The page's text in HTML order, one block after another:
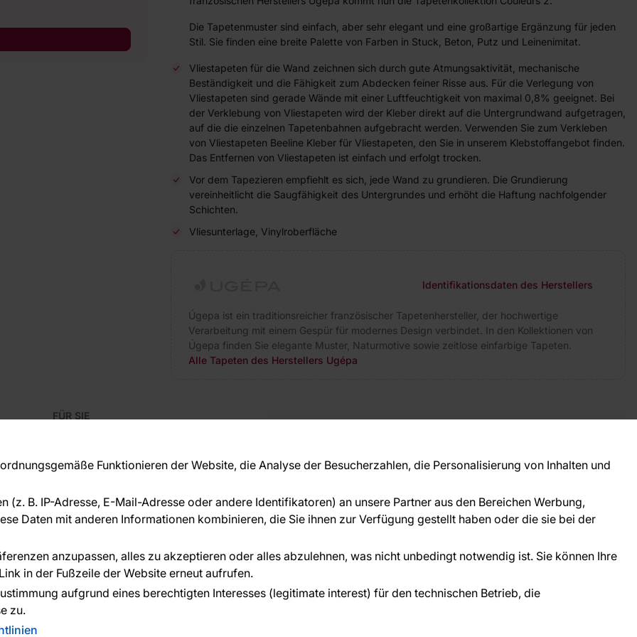
Funktionieren der Website, die Analyse der Besucherzahlen, die Personalisierung von Inhalten und
B. IP-Adresse, E-Mail-Adresse oder andere Identifikatoren) an unsere Partner aus den Bereichen Werbung,
Daten mit anderen Informationen kombinieren, die Sie ihnen zur Verfügung gestellt haben oder die sie bei der
anzupassen, alles zu akzeptieren oder alles abzulehnen, was nicht unbedingt notwendig ist. Sie können Ihre
in der Fußzeile der Website erneut aufrufen.
aufgrund eines berechtigten Interesses (legitimate interest) für den technischen Betrieb, die
zu.
Die Tapetenmuster sind einfach, aber sehr elegant und eine großartige Ergänzung für jeden
Stil. Sie finden eine breite Palette von Farben in Stuck, Beton, Putz und Leinenimitat.
Vliestapeten für die Wand zeichnen sich durch gute Atmungsaktivität, mechanische
Beständigkeit und die Fähigkeit zum Abdecken feiner Risse aus. Für die Verlegung von
Vliestapeten sind gerade Wände mit einer Luftfeuchtigkeit von maximal 0,8% geeignet. Bei
der Verklebung von Vliestapeten wird der Kleber direkt auf die Untergrundwand aufgetragen,
auf die die einzelnen Tapetenbahnen aufgebracht werden. Verwenden Sie zum Verkleben
von Vliestapeten Beeline Kleber für Vliestapeten, den Sie in unserem Klebstoffangebot finden.
Das Entfernen von Vliestapeten ist einfach und erfolgt trocken.
Vor dem Tapezieren empfiehlt es sich, jede Wand zu grundieren. Die Grundierung
vereinheitlicht die Saugfähigkeit des Untergrundes und erhöht die Haftung nachfolgender
Schichten.
Vliesunterlage, Vinylroberfläche
Identifikationsdaten des Herstellers
Úgepa ist ein traditionsreicher französischer Tapetenhersteller, der hochwertige
Verarbeitung mit einem Gespür für modernes Design verbindet. In den Kollektionen von
Úgepa finden Sie elegante Muster, Naturmotive sowie zeitlose einfarbige Tapeten.
Alle Tapeten des Herstellers Ugépa
FÜR SIE
EU-Projekte
Ratschläge und Tipps
ÜBER DAS UNTERNEHMEN
beraten Sie persönlich.
service@tapeteneshop.de
geleistet von: